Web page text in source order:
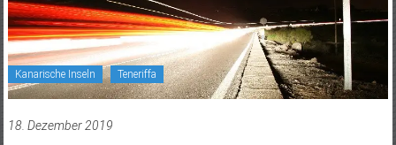
Kanarische Inseln Teneriffa
18. Dezember 2019